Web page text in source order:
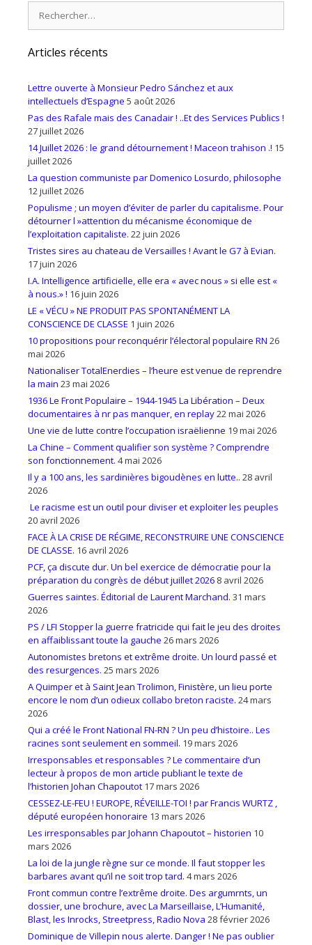
Articles récents
Lettre ouverte à Monsieur Pedro Sánchez et aux
intellectuels d’Espagne 5 août 2026
Pas des Rafale mais des Canadair ! ..Et des Services Publics !
27 juillet 2026
14 Juillet 2026 : le grand détournement ! Maceon trahison .! 15
juillet 2026
La question communiste par Domenico Losurdo, philosophe
12 juillet 2026
Populisme ; un moyen d’éviter de parler du capitalisme. Pour
détourner l »attention du mécanisme économique de
l’exploitation capitaliste. 22 juin 2026
Tristes sires au chateau de Versailles ! Avant le G7 à Evian.
17 juin 2026
I.A. Intelligence artificielle, elle era « avec nous » si elle est «
à nous.» ! 16 juin 2026
LE « VÉCU » NE PRODUIT PAS SPONTANÉMENT LA
CONSCIENCE DE CLASSE 1 juin 2026
10 propositions pour reconquérir l’électoral populaire RN 26
mai 2026
Nationaliser TotalEnerdies – l’heure est venue de reprendre
la main 23 mai 2026
1936 Le Front Populaire – 1944-1945 La Libération – Deux
documentaires à nr pas manquer, en replay22 mai 2026
Une vie de lutte contre l’occupation israëlienne 19 mai 2026
La Chine – Comment qualifier son système ? Comprendre
son fonctionnement. 4 mai 2026
Il y a 100 ans, les sardinières bigoudènes en lutte.. 28 avril
2026
Le racisme est un outil pour diviser et exploiter les peuples
20 avril 2026
FACE À LA CRISE DE RÉGIME, RECONSTRUIRE UNE CONSCIENCE
DE CLASSE. 16 avril 2026
PCF, ça discute dur. Un bel exercice de démocratie pour la
préparation du congrès de début juillet 2026 8 avril 2026
Guerres saintes. Éditorial de Laurent Marchand. 31 mars
2026
PS / LFI Stopper la guerre fratricide qui fait le jeu des droites
en affaiblissant toute la gauche 26 mars 2026
Autonomistes bretons et extrême droite. Un lourd passé et
des resurgences. 25 mars 2026
A Quimper et à Saint Jean Trolimon, Finistère, un lieu porte
encore le nom d’un odieux collabo breton raciste. 24 mars
2026
Qui a créé le Front National FN-RN ? Un peu d’histoire.. Les
racines sont seulement en sommeil. 19 mars 2026
Irresponsables et responsables ? Le commentaire d’un
lecteur à propos de mon article publiant le texte de
l’historien Johan Chapoutot 17 mars 2026
CESSEZ-LE-FEU ! EUROPE, RÉVEILLE-TOI ! par Francis WURTZ ,
député européen honoraire 13 mars 2026
Les irresponsables par Johann Chapoutot – historien 10
mars 2026
La loi de la jungle règne sur ce monde. Il faut stopper les
barbares avant qu’il ne soit trop tard. 4 mars 2026
Front commun contre l’extrême droite. Des argumrnts, un
dossier, une brochure, avec La Marseillaise, L’Humanité,
Blast, les Inrocks, Streetpress, Radio Nova 28 février 2026
Dominique de Villepin nous alerte. Danger ! Ne pas oublier